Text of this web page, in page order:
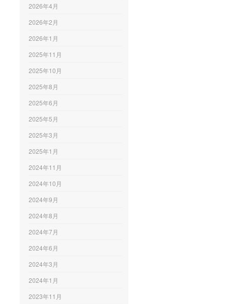
2026年4月
2026年2月
2026年1月
2025年11月
2025年10月
2025年8月
2025年6月
2025年5月
2025年3月
2025年1月
2024年11月
2024年10月
2024年9月
2024年8月
2024年7月
2024年6月
2024年3月
2024年1月
2023年11月